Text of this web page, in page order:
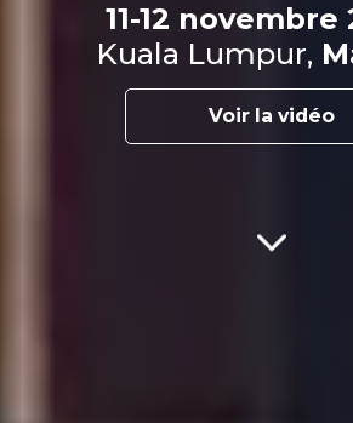
11-12 novembre
Kuala Lumpur,
Voir la vidéo